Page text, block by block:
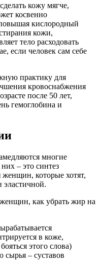
кожу мягче,
косвенно
кислородный
кожи,
тело расходовать
если человек сам себе
практику для
кровоснабжения
после 50 лет,
гемоглобина и
многие
– это синтез
женщин, которые хотят,
эластичной.
в коже,
этого слова)
сырья – суставов